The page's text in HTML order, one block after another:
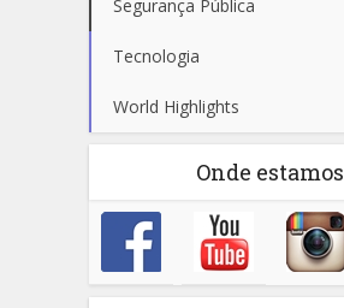
Segurança Pública
Tecnologia
World Highlights
Onde estamos